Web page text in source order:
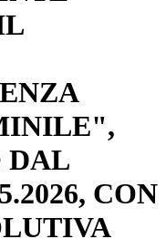
DAL
CON